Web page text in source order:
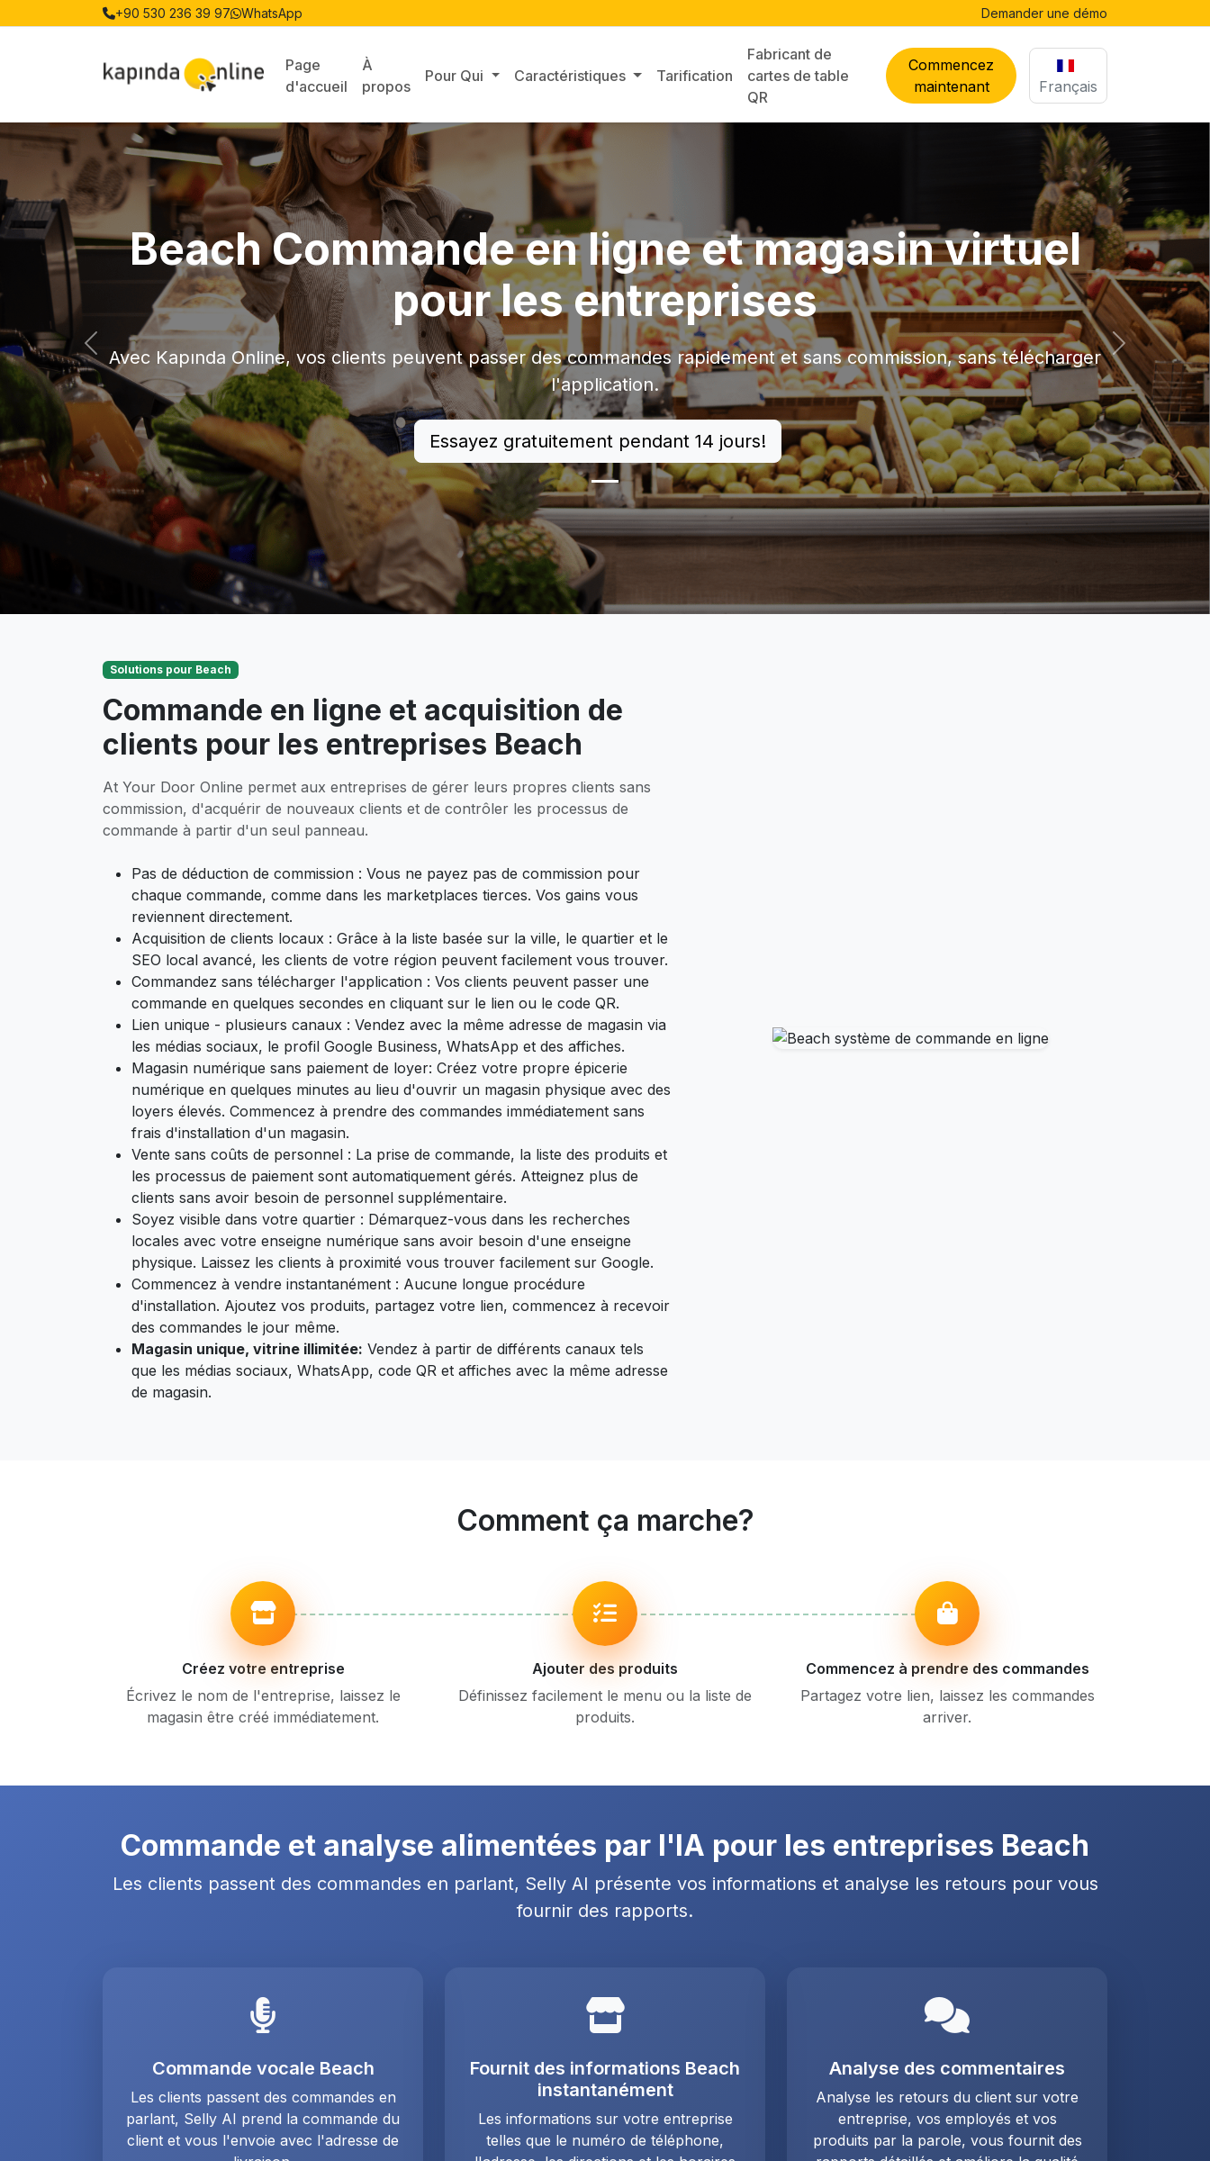
+90 530 236 39 97 WhatsApp Commencez maintenant
Page
d'accueil
À
propos
Pour Qui Caractéristiques Tarification
Fabricant de
cartes de table
QR
Commencez
maintenant
Français
Beach Commande en ligne et magasin virtuel
pour les entreprises
Avec Kapında Online, vos clients peuvent passer des commandes rapidement et sans commission, sans télécharger
l'application.
Essayez gratuitement pendant 14 jours!
Précédent Suivant
Solutions pour Beach
Commande en ligne et acquisition de
clients pour les entreprises Beach
At Your Door Online permet aux entreprises de gérer leurs propres clients sans
commission, d'acquérir de nouveaux clients et de contrôler les processus de
commande à partir d'un seul panneau.
Pas de déduction de commission : Vous ne payez pas de commission pour
chaque commande, comme dans les marketplaces tierces. Vos gains vous
reviennent directement.
Acquisition de clients locaux : Grâce à la liste basée sur la ville, le quartier et le
SEO local avancé, les clients de votre région peuvent facilement vous trouver.
Commandez sans télécharger l'application : Vos clients peuvent passer une
commande en quelques secondes en cliquant sur le lien ou le code QR.
Lien unique - plusieurs canaux : Vendez avec la même adresse de magasin via
les médias sociaux, le profil Google Business, WhatsApp et des affiches.
Magasin numérique sans paiement de loyer: Créez votre propre épicerie
numérique en quelques minutes au lieu d'ouvrir un magasin physique avec des
loyers élevés. Commencez à prendre des commandes immédiatement sans
frais d'installation d'un magasin.
Vente sans coûts de personnel : La prise de commande, la liste des produits et
les processus de paiement sont automatiquement gérés. Atteignez plus de
clients sans avoir besoin de personnel supplémentaire.
Soyez visible dans votre quartier : Démarquez-vous dans les recherches
locales avec votre enseigne numérique sans avoir besoin d'une enseigne
physique. Laissez les clients à proximité vous trouver facilement sur Google.
Commencez à vendre instantanément : Aucune longue procédure
d'installation. Ajoutez vos produits, partagez votre lien, commencez à recevoir
des commandes le jour même.
Magasin unique, vitrine illimitée: Vendez à partir de différents canaux tels
que les médias sociaux, WhatsApp, code QR et affiches avec la même adresse
de magasin.
Comment ça marche?
Créez votre entreprise
Écrivez le nom de l'entreprise, laissez le
magasin être créé immédiatement.
Ajouter des produits
Définissez facilement le menu ou la liste de
produits.
Commencez à prendre des commandes
Partagez votre lien, laissez les commandes
arriver.
Commande et analyse alimentées par l'IA pour les entreprises Beach
Les clients passent des commandes en parlant, Selly AI présente vos informations et analyse les retours pour vous
fournir des rapports.
Commande vocale Beach
Les clients passent des commandes en
parlant, Selly AI prend la commande du
client et vous l'envoie avec l'adresse de
Fournit des informations Beach
instantanément
Les informations sur votre entreprise
telles que le numéro de téléphone,
Analyse des commentaires
Analyse les retours du client sur votre
entreprise, vos employés et vos
produits par la parole, vous fournit des